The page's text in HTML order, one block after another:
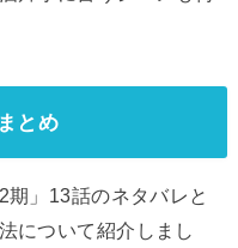
とめ
」13話のネタバレと
について紹介しまし